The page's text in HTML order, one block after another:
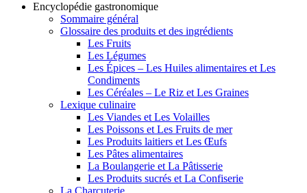
Encyclopédie gastronomique
Sommaire général
Glossaire des produits et des ingrédients
Les Fruits
Les Légumes
Les Épices – Les Huiles alimentaires et Les
Condiments
Les Céréales – Le Riz et Les Graines
Lexique culinaire
Les Viandes et Les Volailles
Les Poissons et Les Fruits de mer
Les Produits laitiers et Les Œufs
Les Pâtes alimentaires
La Boulangerie et La Pâtisserie
Les Produits sucrés et La Confiserie